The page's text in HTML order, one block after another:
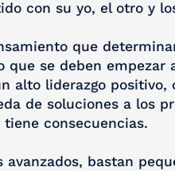
con su yo, el otro y
que
que se deben empezar
alto liderazgo positivo,
de soluciones a los
consecuencias.
bastan